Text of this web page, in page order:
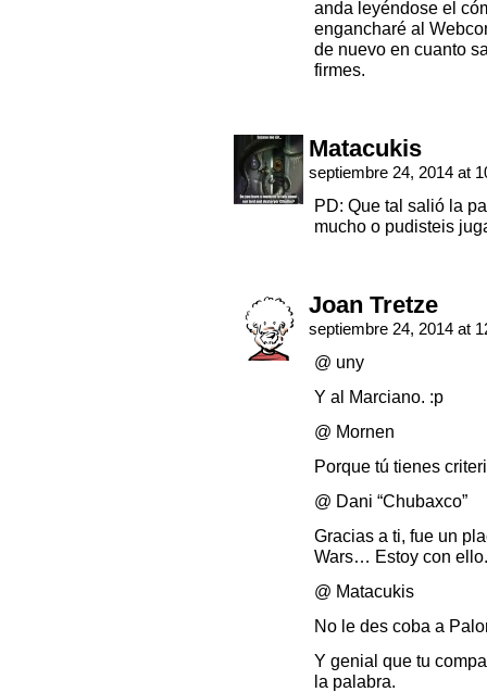
anda leyéndose el
engancharé al
de nuevo en cuanto
firmes.
Matacukis
septiembre 24, 2014 at
PD: Que tal salió la
mucho o pudisteis
Joan Tretze
septiembre 24, 2014 at
@ uny
Y al Marciano. :p
@ Mornen
Porque tú tienes
@ Dani “Chubaxco”
Gracias a ti, fue un
Wars… Estoy con ello.
@ Matacukis
No le des coba a
Y genial que tu
la palabra.